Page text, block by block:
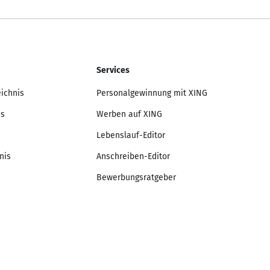
Services
Personalgewinnung mit XING
Werben auf XING
Lebenslauf-Editor
Anschreiben-Editor
Bewerbungsratgeber